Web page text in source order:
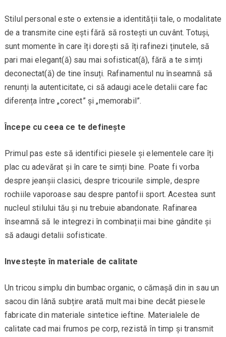
Stilul personal este o extensie a identității tale, o modalitate
de a transmite cine ești fără să rostești un cuvânt. Totuși,
sunt momente în care îți dorești să îți rafinezi ținutele, să
pari mai elegant(ă) sau mai sofisticat(ă), fără a te simți
deconectat(ă) de tine însuți. Rafinamentul nu înseamnă să
renunți la autenticitate, ci să adaugi acele detalii care fac
diferența între „corect” și „memorabil”.
Începe cu ceea ce te definește
Primul pas este să identifici piesele și elementele care îți
plac cu adevărat și în care te simți bine. Poate fi vorba
despre jeanșii clasici, despre tricourile simple, despre
rochiile vaporoase sau despre pantofii sport. Acestea sunt
nucleul stilului tău și nu trebuie abandonate. Rafinarea
înseamnă să le integrezi în combinații mai bine gândite și
să adaugi detalii sofisticate.
Investește în materiale de calitate
Un tricou simplu din bumbac organic, o cămașă din in sau un
sacou din lână subțire arată mult mai bine decât piesele
fabricate din materiale sintetice ieftine. Materialele de
calitate cad mai frumos pe corp, rezistă în timp și transmit